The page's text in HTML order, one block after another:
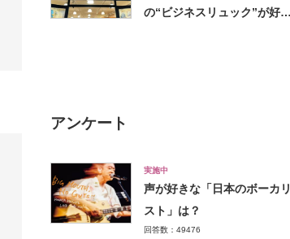
の“ビジネスリュック”が好
アンケート
実施中
声が好きな「日本のボーカリ
スト」は？
回答数：49476